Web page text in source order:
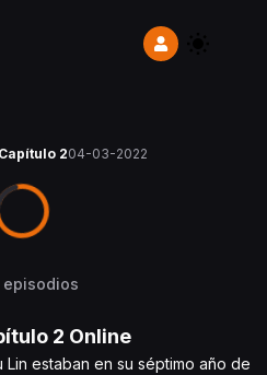
Capítulo 204-03-2022
episodios
2 Online
estaban en su séptimo año de